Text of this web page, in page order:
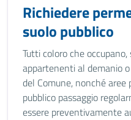
Richiedere
suolo pubblico
Tutti coloro che
appartenenti al demanio
del Comune, nonché
pubblico passaggio
essere preventivamente